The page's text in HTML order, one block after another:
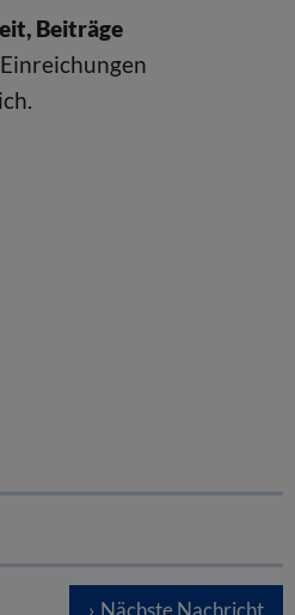
Beiträge
Nächste Nachricht